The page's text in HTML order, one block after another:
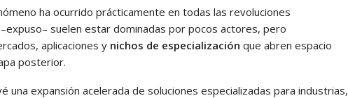
ha ocurrido prácticamente en todas las revoluciones
suelen estar dominadas por pocos actores, pero
aplicaciones y nichos de especialización que abren espacio
posterior.
una expansión acelerada de soluciones especializadas para industrias,